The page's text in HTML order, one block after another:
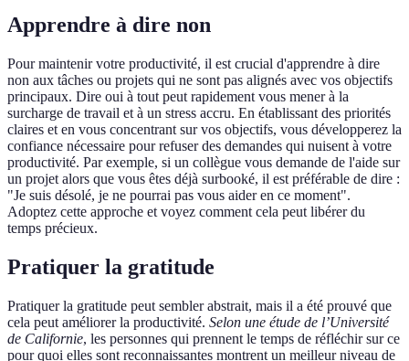
Apprendre à dire non
Pour maintenir votre productivité, il est crucial d'apprendre à dire
non aux tâches ou projets qui ne sont pas alignés avec vos objectifs
principaux. Dire oui à tout peut rapidement vous mener à la
surcharge de travail et à un stress accru. En établissant des priorités
claires et en vous concentrant sur vos objectifs, vous développerez la
confiance nécessaire pour refuser des demandes qui nuisent à votre
productivité. Par exemple, si un collègue vous demande de l'aide sur
un projet alors que vous êtes déjà surbooké, il est préférable de dire :
"Je suis désolé, je ne pourrai pas vous aider en ce moment".
Adoptez cette approche et voyez comment cela peut libérer du
temps précieux.
Pratiquer la gratitude
Pratiquer la gratitude peut sembler abstrait, mais il a été prouvé que
cela peut améliorer la productivité. Selon une étude de l’Université
de Californie, les personnes qui prennent le temps de réfléchir sur ce
pour quoi elles sont reconnaissantes montrent un meilleur niveau de